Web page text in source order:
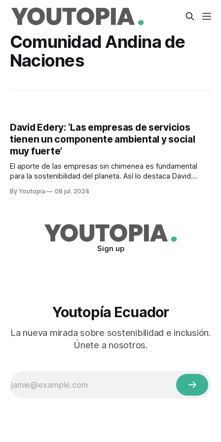
Comunidad Andina de
Naciones
David Edery: ‘Las empresas de servicios
tienen un componente ambiental y social
muy fuerte’
El aporte de las empresas sin chimenea es fundamental
para la sostenibilidad del planeta. Así lo destaca David
Por Redacción Youtopía El comercio de servicios, sobre
By Youtopia 08 jul. 2024
Sign up
Youtopía Ecuador
La nueva mirada sobre sostenibilidad e inclusión.
Únete a nosotros.